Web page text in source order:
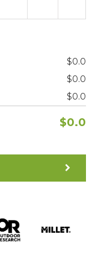
$0.0
$0.0
$0.0
$0.0